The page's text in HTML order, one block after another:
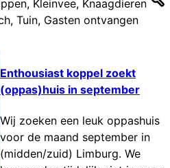
, Kleinvee, Knaagdieren
, Tuin, Gasten ontvangen
Enthousiast koppel zoekt
(oppas)huis in september
Wij zoeken een leuk oppashuis
voor de maand september in
(midden/zuid) Limburg. We